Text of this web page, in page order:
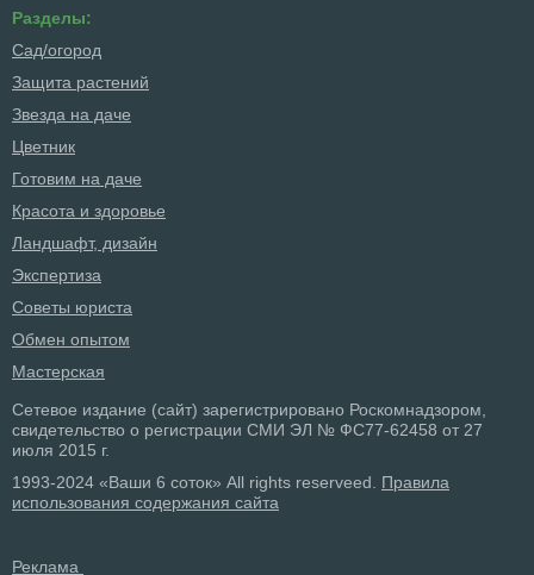
Разделы:
Сад/огород
Защита растений
Звезда на даче
Цветник
Готовим на даче
Красота и здоровье
Ландшафт, дизайн
Экспертиза
Советы юриста
Обмен опытом
Мастерская
Сетевое издание (сайт) зарегистрировано Роскомнадзором,
свидетельство о регистрации СМИ ЭЛ № ФС77-62458 от 27
июля 2015 г.
1993-2024 «Ваши 6 соток» All rights reserveed. Правила
использования содержания сайта
Реклама